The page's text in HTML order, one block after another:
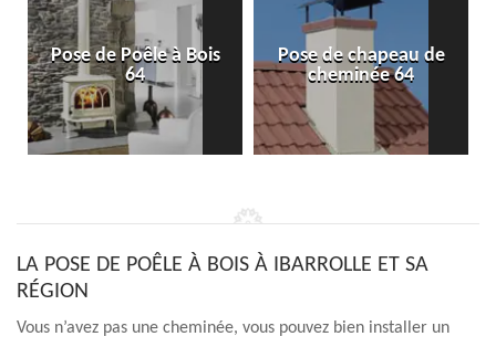
Pose de Poêle à Bois
64
Pose de chapeau de
cheminée 64
LA POSE DE POÊLE À BOIS À IBARROLLE ET SA
RÉGION
Vous n’avez pas une cheminée, vous pouvez bien installer un